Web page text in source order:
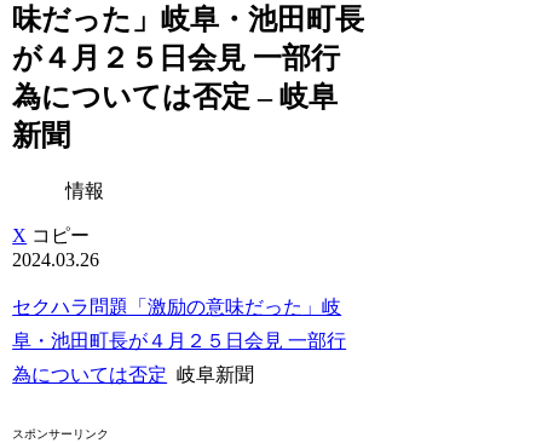
味だった」岐阜・池田町長
が４月２５日会見 一部行
為については否定 – 岐阜
新聞
情報
X コピー
2024.03.26
セクハラ問題「激励の意味だった」岐
阜・池田町長が４月２５日会見 一部行
為については否定 岐阜新聞
スポンサーリンク